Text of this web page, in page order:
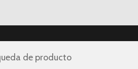
de producto